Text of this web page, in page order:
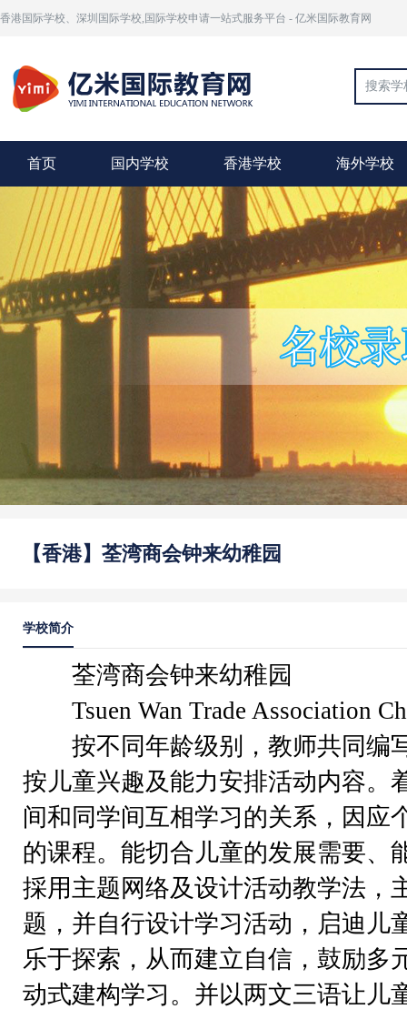
香港国际学校、深圳国际学校,国际学校申请一站式服务平台 - 亿米国际教育网
首页 国内学校 香港学校 海外学校
【香港】荃湾商会钟来幼稚园
学校简介
荃湾商会钟来幼稚园
Tsuen Wan Trade Association
按不同年龄级别，教师共同编
按儿童兴趣及能力安排活动内容。
间和同学间互相学习的关系，因应
的课程。能切合儿童的发展需要、
採用主题网络及设计活动教学法，
题，并自行设计学习活动，启迪儿
乐于探索，从而建立自信，鼓励多
动式建构学习。并以两文三语让儿